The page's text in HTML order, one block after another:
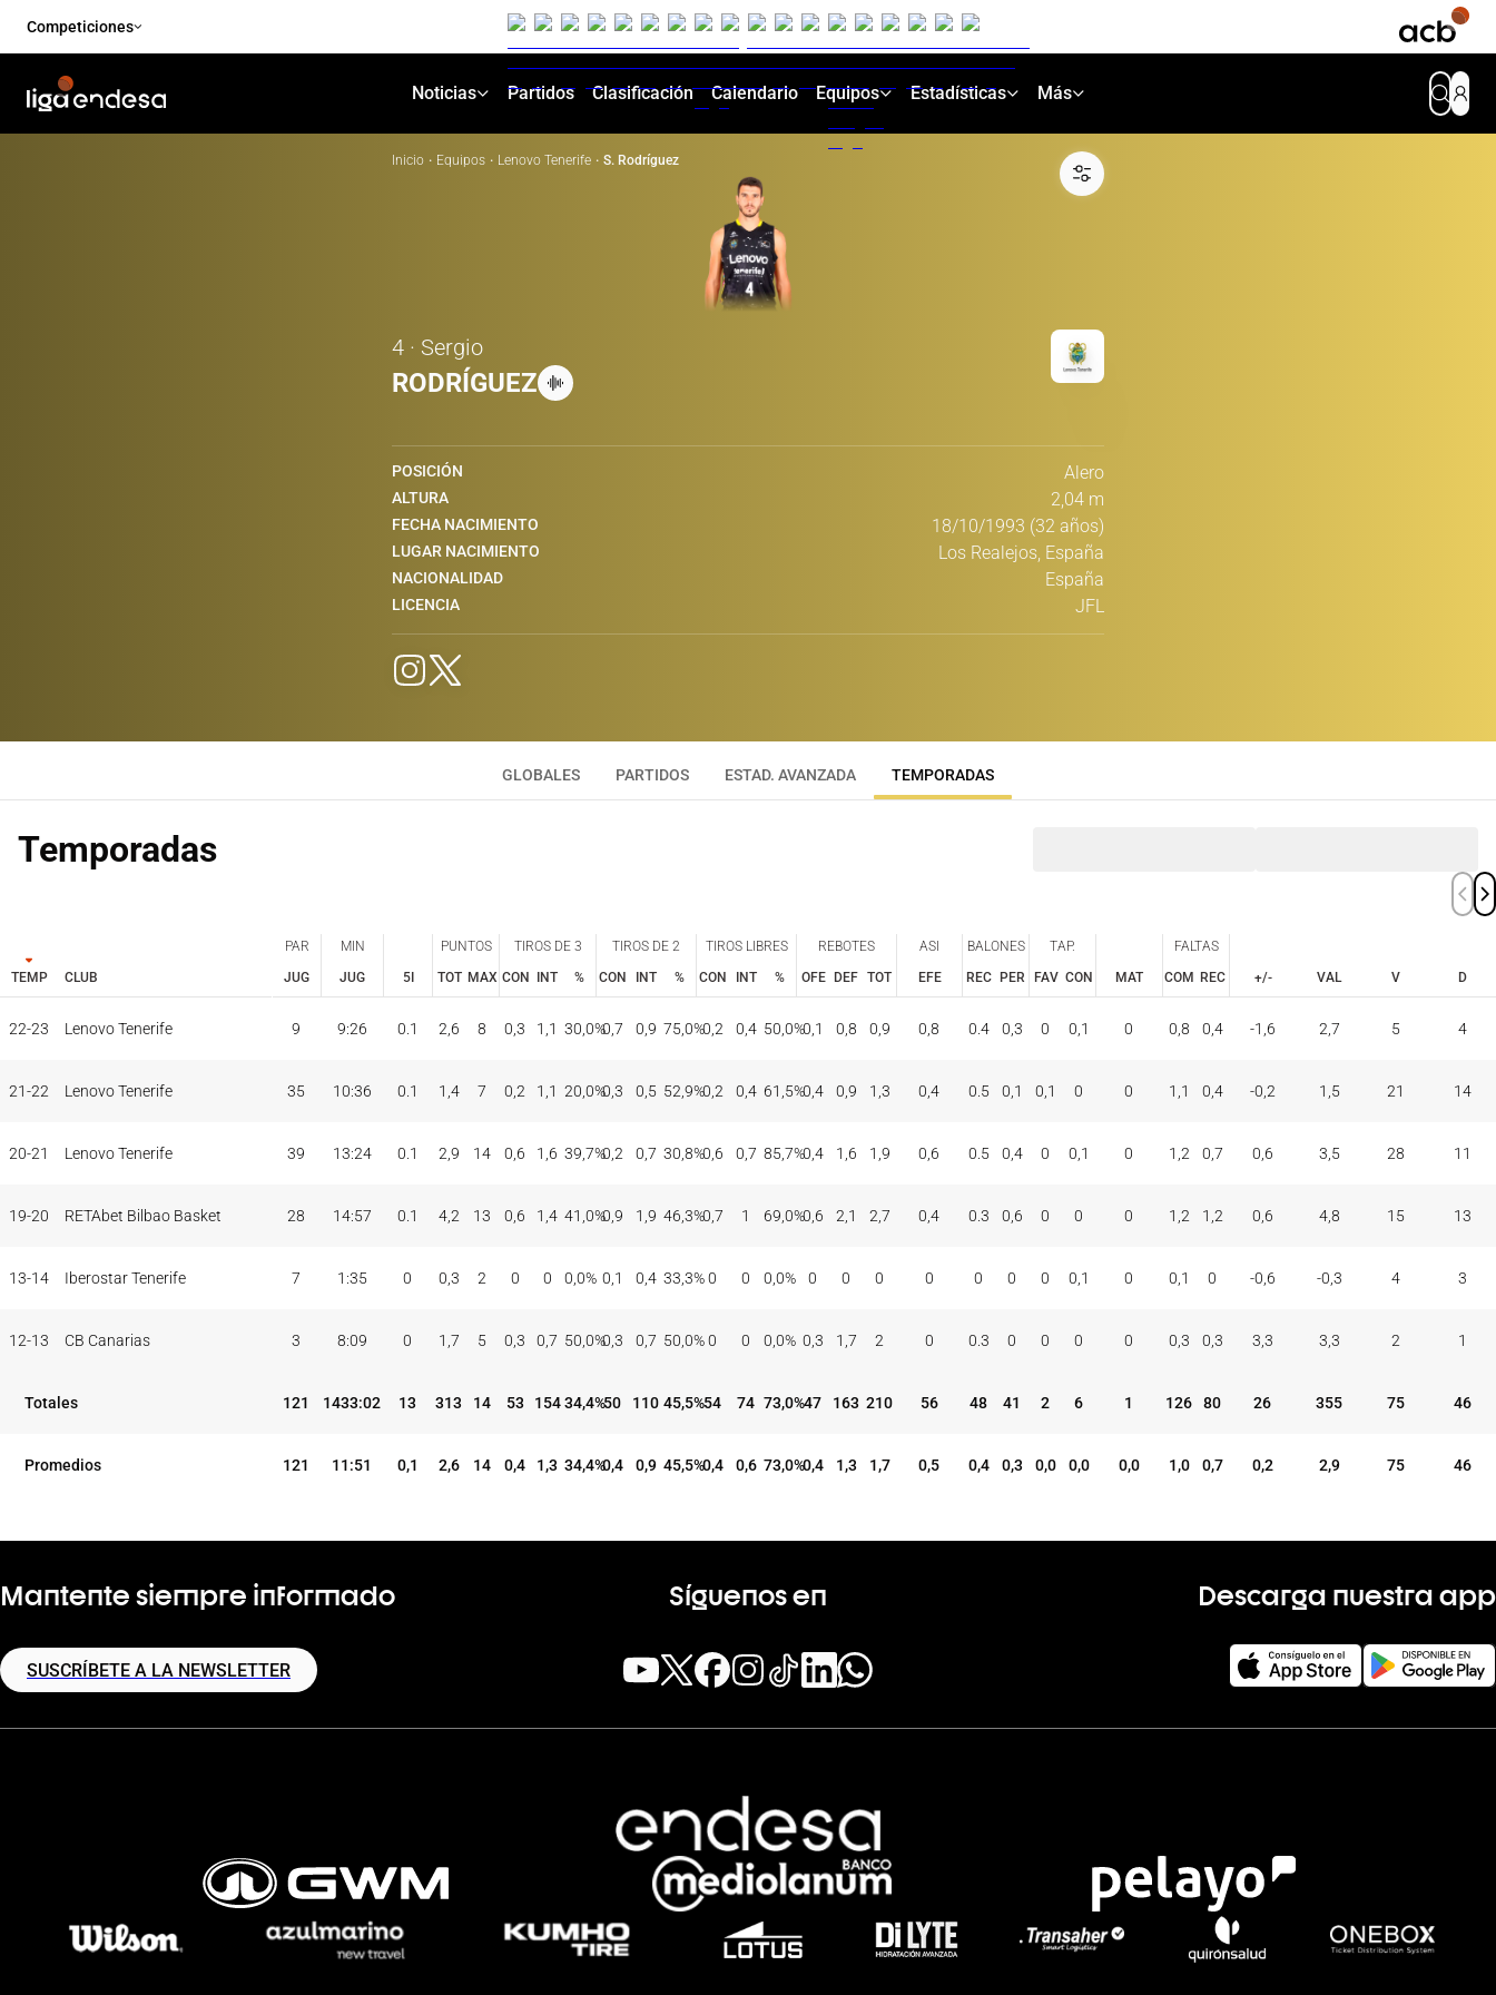
Competiciones
Noticias Partidos Clasificación Calendario Equipos Estadísticas Más
Inicio · Equipos · Lenovo Tenerife · S. Rodríguez
4 · Sergio
RODRÍGUEZ
POSICIÓN Alero
ALTURA 2,04 m
FECHA NACIMIENTO 18/10/1993 (32 años)
LUGAR NACIMIENTO Los Realejos, España
NACIONALIDAD España
LICENCIA JFL
GLOBALES PARTIDOS ESTAD. AVANZADA TEMPORADAS
Temporadas
TEMP CLUB
PAR
MIN
5I
PUNTOS TIROS DE 3 TIROS DE 2 TIROS LIBRES REBOTES ASI BALONES
TAP.
MAT
FALTAS
+/-
VAL V D
JUG JUG TOT MAX CON INT % CON INT % CON INT % OFE DEF TOT EFE REC PER FAV CON COM REC
+/-
VAL
22-23 Lenovo Tenerife 9 9:26 0.1 2,6 8 0,3 1,1 30,0%0,7 0,9 75,0%0,2 0,4 50,0%0,1 0,8 0,9 0,8 0.4 0,3 0 0,1 0 0,8 0,4 -1,6 2,7 5 4
21-22 Lenovo Tenerife 35 10:36 0.1 1,4 7 0,2 1,1 20,0%0,3 0,5 52,9%0,2 0,4 61,5%0,4 0,9 1,3 0,4 0.5 0,1 0,1 0 0 1,1 0,4 -0,2 1,5 21 14
20-21 Lenovo Tenerife 39 13:24 0.1 2,9 14 0,6 1,6 39,7%0,2 0,7 30,8%0,6 0,7 85,7%0,4 1,6 1,9 0,6 0.5 0,4 0 0,1 0 1,2 0,7 0,6 3,5 28 11
19-20 RETAbet Bilbao Basket 28 14:57 0.1 4,2 13 0,6 1,4 41,0%0,9 1,9 46,3%0,7 1 69,0%0,6 2,1 2,7 0,4 0.3 0,6 0 0 0 1,2 1,2 0,6 4,8 15 13
13-14 Iberostar Tenerife 7 1:35 0 0,3 2 0 0 0,0% 0,1 0,4 33,3%0 0 0,0% 0 0 0 0 0 0 0 0,1 0 0,1 0 -0,6 -0,3 4 3
12-13 CB Canarias 3 8:09 0 1,7 5 0,3 0,7 50,0%0,3 0,7 50,0%0 0 0,0% 0,3 1,7 2 0 0.3 0 0 0 0 0,3 0,3 3,3 3,3 2 1
Totales 121 1433:02 13 313 14 53 154 34,4%50 110 45,5%54 74 73,0%47 163 210 56 48 41 2 6 1 126 80 26 355 75 46
Promedios 121 11:51 0,1 2,6 14 0,4 1,3 34,4%0,4 0,9 45,5%0,4 0,6 73,0%0,4 1,3 1,7 0,5 0,4 0,3 0,0 0,0 0,0 1,0 0,7 0,2 2,9 75 46
Mantente siempre informado
SUSCRÍBETE A LA NEWSLETTER
Síguenos en Descarga nuestra app